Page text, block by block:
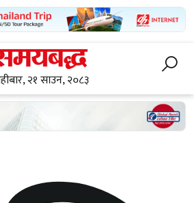
२१ साउन, २०८३